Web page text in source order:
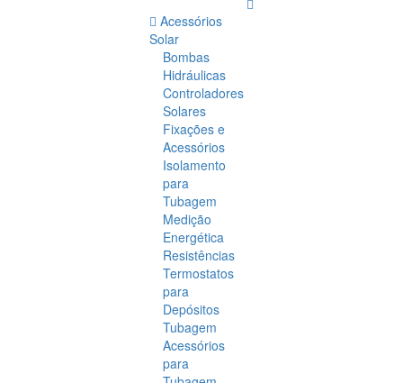
Acessórios
Solar
Bombas
Hidráulicas
Controladores
Solares
Fixações e
Acessórios
Isolamento
para
Tubagem
Medição
Energética
Resistências
Termostatos
para
Depósitos
Tubagem
Acessórios
para